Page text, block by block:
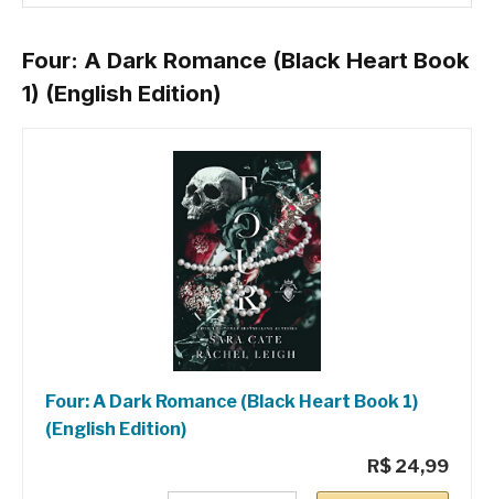
Four: A Dark Romance (Black Heart Book
1) (English Edition)
Four: A Dark Romance (Black Heart Book 1)
(English Edition)
R$ 24,99